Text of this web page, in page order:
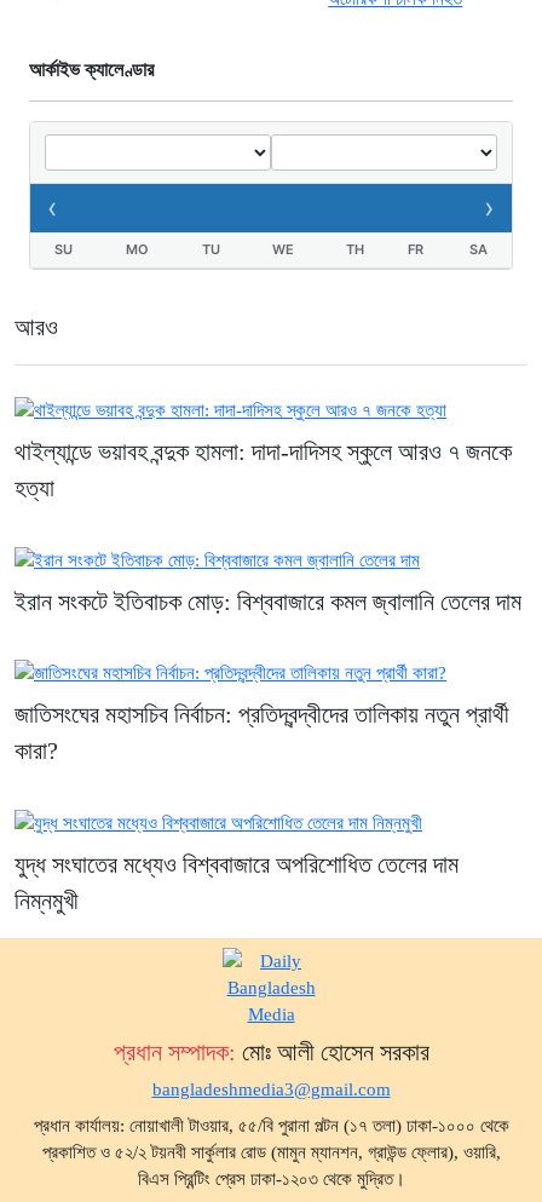
খাগড়াছড়ি রামগড় পুলিশের অভিযানে: ১৫
পিস ইয়াবাসহ যুবক গ্রেপ্তার
২ দিন আগে
আর্কাইভ ক্যালেণ্ডার
‹ ›
SU MO TU WE TH FR SA
আরও
থাইল্যান্ডে ভয়াবহ বন্দুক হামলা: দাদা-দাদিসহ স্কুলে আরও ৭ জনকে
হত্যা
ইরান সংকটে ইতিবাচক মোড়: বিশ্ববাজারে কমল জ্বালানি তেলের দাম
জাতিসংঘের মহাসচিব নির্বাচন: প্রতিদ্বন্দ্বীদের তালিকায় নতুন প্রার্থী
কারা?
যুদ্ধ সংঘাতের মধ্যেও বিশ্ববাজারে অপরিশোধিত তেলের দাম
নিম্নমুখী
প্রধান সম্পাদক: মোঃ আলী হোসেন সরকার
bangladeshmedia3@gmail.com
প্রধান কার্যালয়: নোয়াখালী টাওয়ার, ৫৫/বি পুরানা পল্টন (১৭ তলা) ঢাকা-১০০০ থেকে
প্রকাশিত ও ৫২/২ টয়নবী সার্কুলার রোড (মামুন ম্যানশন, গ্রাউন্ড ফ্লোর), ওয়ারি,
বিএস প্রিন্টিং প্রেস ঢাকা-১২০৩ থেকে মুদ্রিত।